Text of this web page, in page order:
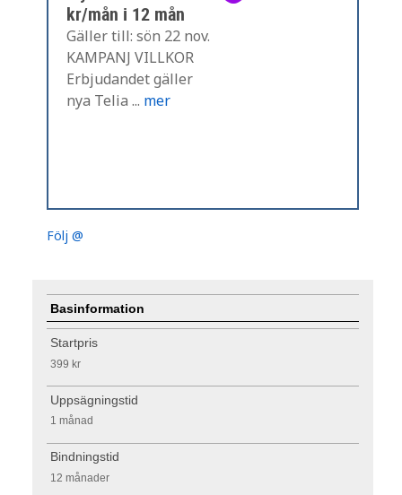
kr/mån i 12 mån
Gäller till: sön 22 nov.
KAMPANJ VILLKOR
Erbjudandet gäller
nya Telia ... mer
Följ @
Basinformation
Startpris
399 kr
Uppsägningstid
1 månad
Bindningstid
12 månader